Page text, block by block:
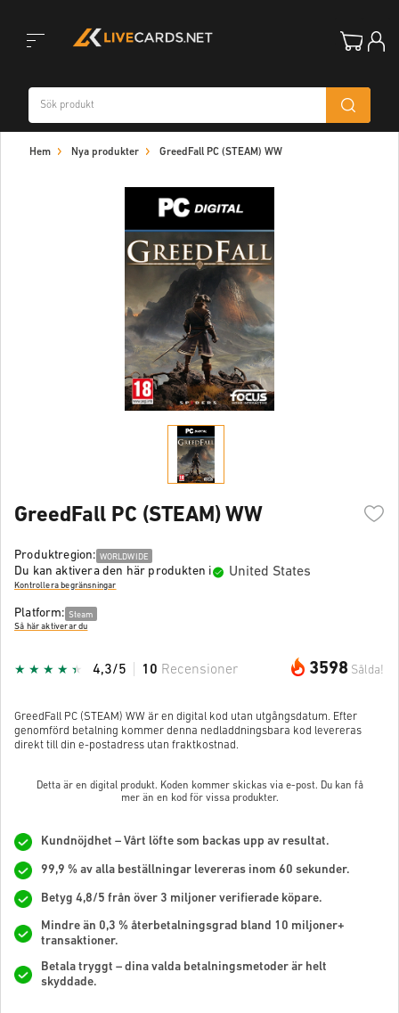
Hem Nya produkter GreedFall PC (STEAM) WW
GreedFall PC (STEAM) WW
Produktregion: WORLDWIDE
Du kan aktivera den här produkten i United States
Kontrollera begränsningar
Platform: Steam
Så här aktiverar du
3598 Sålda!
4,3/5 10 Recensioner
GreedFall PC (STEAM) WW är en digital kod utan utgångsdatum. Efter
genomförd betalning kommer denna nedladdningsbara kod levereras
direkt till din e-postadress utan fraktkostnad.
Detta är en digital produkt. Koden kommer skickas via e-post. Du kan få
mer än en kod för vissa produkter.
Kundnöjdhet – Vårt löfte som backas upp av resultat.
99,9 % av alla beställningar levereras inom 60 sekunder.
Betyg 4,8/5 från över 3 miljoner verifierade köpare.
Mindre än 0,3 % återbetalningsgrad bland 10 miljoner+
transaktioner.
Betala tryggt – dina valda betalningsmetoder är helt
skyddade.